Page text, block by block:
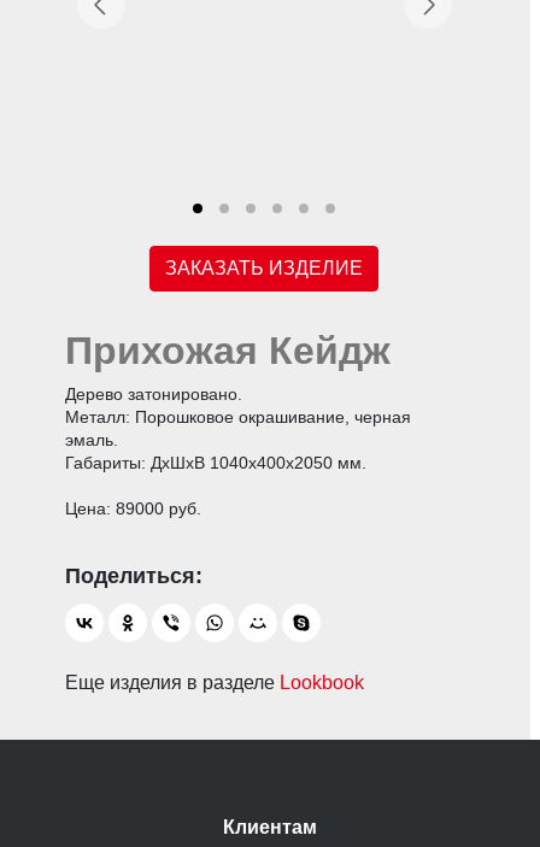
ЗАКАЗАТЬ ИЗДЕЛИЕ
Прихожая Кейдж
Дерево затонировано.
Металл: Порошковое окрашивание, черная
эмаль.
Габариты: ДхШхВ 1040х400х2050 мм.
Цена: 89000 руб.
Еще изделия в разделе Lookbook
Клиентам